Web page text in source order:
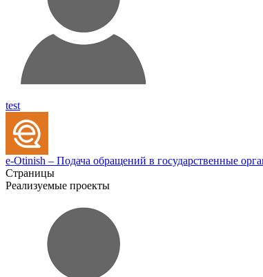
test
e-Otinish – Подача обращений в государственные
Страницы
Реализуемые проекты